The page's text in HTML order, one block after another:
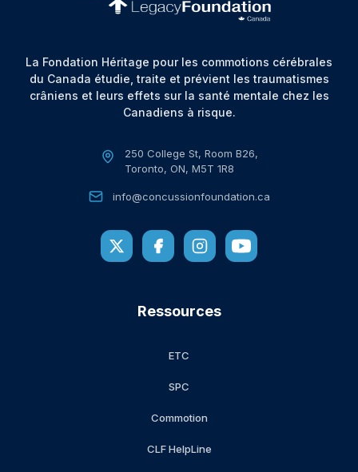
La Fondation Héritage pour les commotions cérébrales
du Canada étudie, traite et prévient les traumatismes
crâniens et leurs effets sur la santé mentale chez les
Canadiens à risque.
250 College St, Room B26,
Toronto, ON, M5T 1R8
info@concussionfoundation.ca
Ressources
ETC
SPC
Commotion
CLF HelpLine